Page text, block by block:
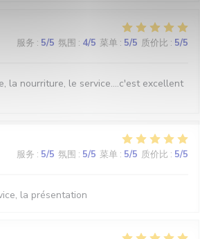
服务 : 5/5 氛围 : 4/5 菜单: 5/5 质价比 : 5/5
la nourriture, le service....c'est excellent
服务 : 5/5 氛围 : 5/5 菜单: 5/5 质价比 : 5/5
la présentation